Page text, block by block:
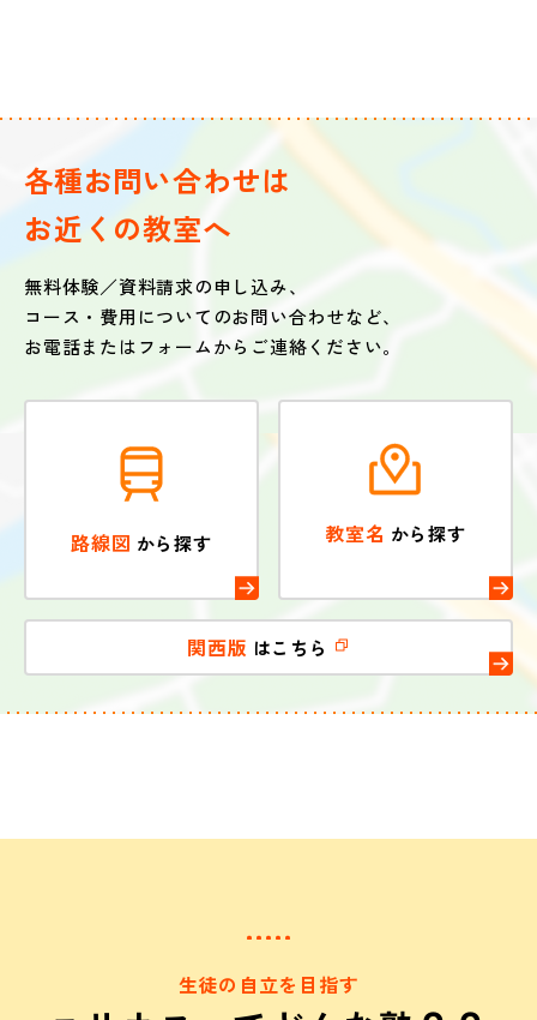
各種お問い合わせは
お近くの教室へ
無料体験／資料請求の申し込み、
コース・費用についてのお問い合わせなど、
お電話またはフォームからご連絡ください。
路線図 から探す 教室名 から探す
関西版 はこちら
生徒の自立を目指す